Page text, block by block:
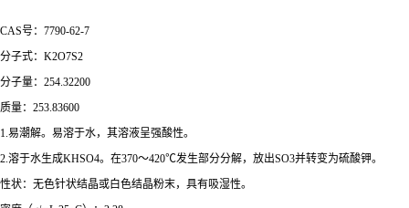
CAS号：7790-62-7
分子式：K2O7S2
分子量：254.32200
质量：253.83600
1.易潮解。易溶于水，其溶液呈强酸性。
2.溶于水生成KHSO4。在370～420℃发生部分分解，放出SO3并转变为硫酸钾。
性状：无色针状结晶或白色结晶粉末，具有吸湿性。